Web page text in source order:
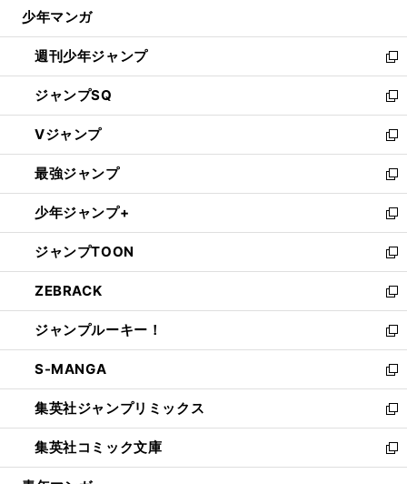
開
く
少年マンガ
週刊少年ジャンプ
新
し
い
ウ
ィ
ン
ド
ウ
で
開
く
ジャンプSQ
新
し
い
ウ
ィ
ン
ド
ウ
で
開
く
Vジャンプ
新
し
い
ウ
ィ
ン
ド
ウ
で
開
く
最強ジャンプ
新
し
い
ウ
ィ
ン
ド
ウ
で
開
く
少年ジャンプ+
新
し
い
ウ
ィ
ン
ド
ウ
で
開
く
ジャンプTOON
新
し
い
ウ
ィ
ン
ド
ウ
で
開
く
ZEBRACK
新
し
い
ウ
ィ
ン
ド
ウ
で
開
ジャンプルーキー！
新
し
い
ウ
ィ
ン
ド
ウ
S-MANGA
新
し
い
ウ
ィ
ン
集英社ジャンプリミックス
新
し
い
ウ
集英社コミック文庫
新
し